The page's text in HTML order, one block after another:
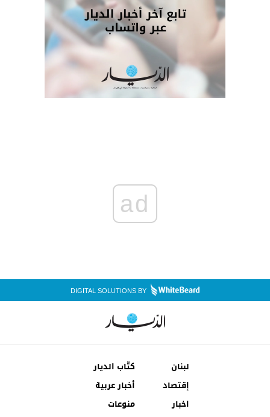
ad
DIGITAL SOLUTIONS BY
لبنان
كتّاب الديار
إقتصاد
أخبار عربية
اخبار
منوعات